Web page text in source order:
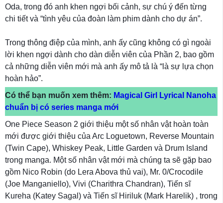
Oda, trong đó anh khen ngợi bối cảnh, sự chú ý đến từng
chi tiết và “tình yêu của đoàn làm phim dành cho dự án”.
Trong thông điệp của mình, anh ấy cũng không có gì ngoài
lời khen ngợi dành cho dàn diễn viên của Phần 2, bao gồm
cả những diễn viên mới mà anh ấy mô tả là “là sự lựa chọn
hoàn hảo”.
Có thể bạn muốn xem thêm: Magical Girl Lyrical Nanoha
chuẩn bị có series manga mới
One Piece Season 2 giới thiệu một số nhân vật hoàn toàn
mới được giới thiệu của Arc Loguetown, Reverse Mountain
(Twin Cape), Whiskey Peak, Little Garden và Drum Island
trong manga. Một số nhân vật mới mà chúng ta sẽ gặp bao
gồm Nico Robin (do Lera Abova thủ vai), Mr. 0/Crocodile
(Joe Manganiello), Vivi (Charithra Chandran), Tiến sĩ
Kureha (Katey Sagal) và Tiến sĩ Hiriluk (Mark Harelik) , trong